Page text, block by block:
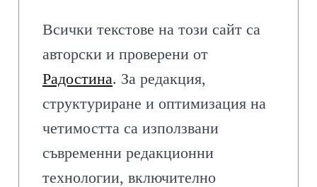
Всички текстове на този сайт са
авторски и проверени от
Радостина. За редакция,
структуриране и оптимизация на
четимостта са използвани
съвременни редакционни
технологии, включително